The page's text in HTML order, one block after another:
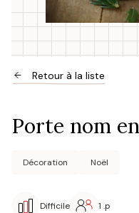
Retour à la liste
Porte nom
Décoration Noël
Difficile 1 .p